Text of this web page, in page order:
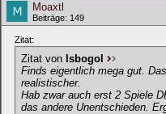
Moaxtl
Beiträge: 149
Zitat:
Zitat von Isbogol
Finds eigentlich mega gut.
realistischer.
Hab zwar auch erst 2 Spiele
das andere Unentschieden.